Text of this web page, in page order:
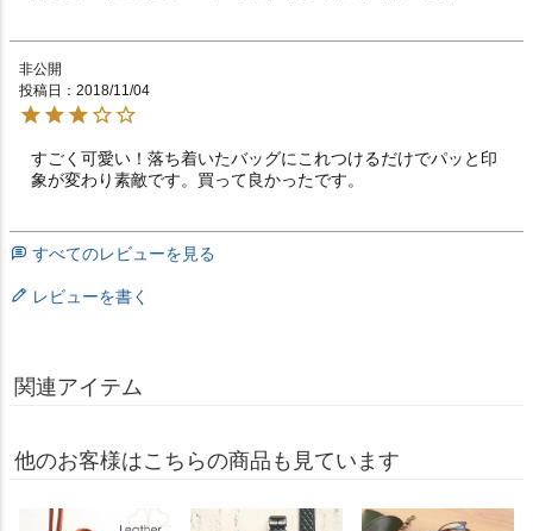
非公開
投稿日
2018/11/04
すごく可愛い！落ち着いたバッグにこれつけるだけでパッと印
象が変わり素敵です。買って良かったです。
すべてのレビューを見る
レビューを書く
関連アイテム
他のお客様はこちらの商品も見ています